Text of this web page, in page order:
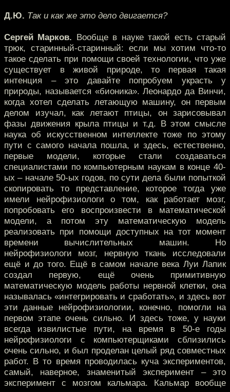
Д.Ю. Так и как же это дело двигается?
Сергей Марков. Вообще в науке такой есть старый
трюк, старинный-старинный: если мы хотим что-то
такое сделать при помощи своей технологии, что уже
существует в живой природе, то первая такая
интенция – это давайте попробуем украсть у
природы, называется «бионика». Леонардо да Винчи,
когда хотел сделать летающую машину, он первым
делом изучал, как летают птицы, он зарисовывал
фазы движения крыла птицы и т.д. В этом смысле
наука об искусственном интеллекте тоже по этому
пути с самого начала пошла, и здесь, естественно,
первые модели, которые стали создаваться
специалистами по компьютерным наукам в конце 40-
ых – начале 50-ых годов, по сути дела были попыткой
скопировать то представление, которое тогда уже
имели нейрофизиологи о том, как работает мозг,
попробовать его воспроизвести в математической
модели, а потом эту математическую модель
реализовать при помощи доступных на тот момент
времени вычислительных машин. Но
нейрофизиологи мозг, нервную ткань исследовали
ещё и до того. Ещё в самом начале века Луи Лапик
создал первую, ещё очень примитивную
математическую модель работы нервной клетки, она
называлась «интегрировать и сработать», и здесь вот
эти данные нейрофизиологии, конечно, помогли на
первом этапе очень сильно. И здесь тоже, у науки
всегда извилистые пути, на время в 50-е годы
нейрофизиологи с компьютерщиками сблизились
очень сильно, и был проделан целый ряд совместных
работ. В то время проводилась куча экспериментов,
самый, наверное, знаменитый эксперимент – это
эксперимент с мозгом кальмара. Кальмар вообще